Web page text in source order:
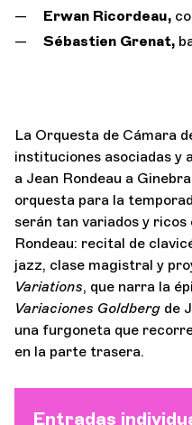
Erwan Ricordeau,
Sébastien Grenat,
La Orquesta de Cámara
instituciones asociadas y
a Jean Rondeau a
orquesta para la
serán tan variados y
Rondeau: recital de
jazz, clase magistral y
Variations, que narra la
Variaciones Goldberg de
una furgoneta que
en la parte trasera.
Entradas